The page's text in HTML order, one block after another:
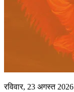
रविवार, 23 अगस्त 2026